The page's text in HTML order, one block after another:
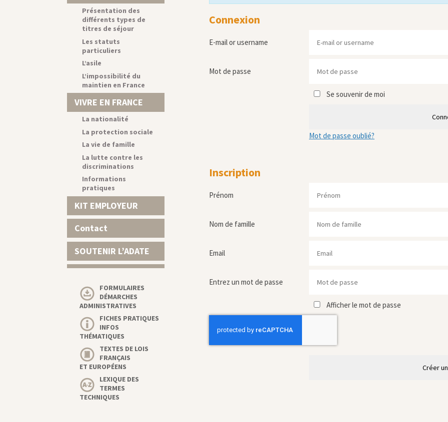
Connexion
E-mail or username
Mot de passe
Se souvenir de moi
Mot de passe oublié?
Inscription
Prénom
Nom de famille
Email
Entrez un mot de passe
Afficher le mot de passe
Créer
Présentation des
différents types de
titres de séjour
Les statuts
particuliers
L’asile
L’impossibilité du
maintien en France
VIVRE EN FRANCE
La nationalité
La protection sociale
La vie de famille
La lutte contre les
discriminations
Informations
pratiques
KIT EMPLOYEUR
Contact
SOUTENIR L’ADATE
FORMULAIRES
DÉMARCHES
ADMINISTRATIVES
FICHES PRATIQUES
INFOS
THÉMATIQUES
TEXTES DE LOIS
FRANÇAIS
ET EUROPÉENS
LEXIQUE DES
TERMES
TECHNIQUES